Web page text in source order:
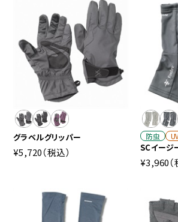
グラベルグリッパー
¥5,720（税込）
防虫
SCイージ
¥3,960